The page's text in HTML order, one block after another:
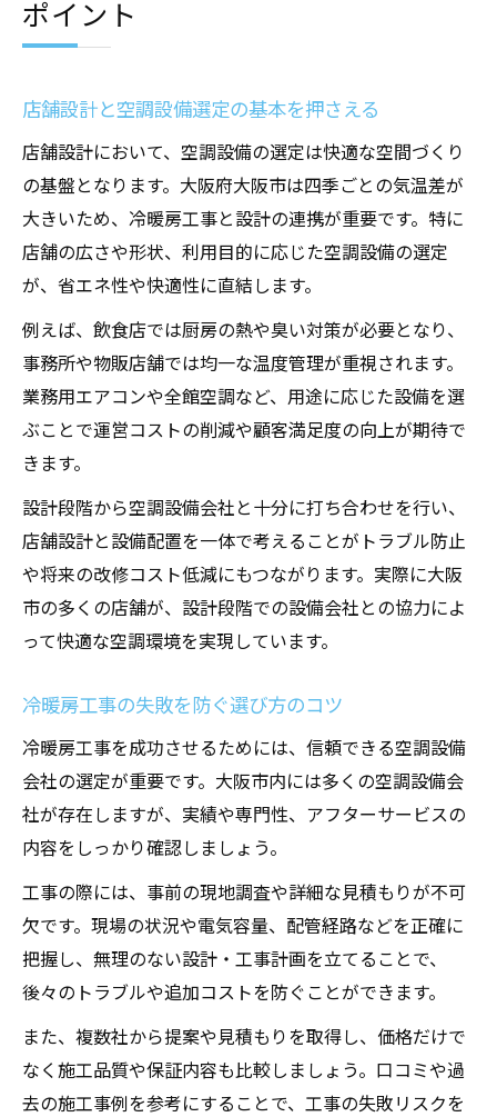
ポイント
店舗設計と空調設備選定の基本を押さえる
店舗設計において、空調設備の選定は快適な空間づくり
の基盤となります。大阪府大阪市は四季ごとの気温差が
大きいため、冷暖房工事と設計の連携が重要です。特に
店舗の広さや形状、利用目的に応じた空調設備の選定
が、省エネ性や快適性に直結します。
例えば、飲食店では厨房の熱や臭い対策が必要となり、
事務所や物販店舗では均一な温度管理が重視されます。
業務用エアコンや全館空調など、用途に応じた設備を選
ぶことで運営コストの削減や顧客満足度の向上が期待で
きます。
設計段階から空調設備会社と十分に打ち合わせを行い、
店舗設計と設備配置を一体で考えることがトラブル防止
や将来の改修コスト低減にもつながります。実際に大阪
市の多くの店舗が、設計段階での設備会社との協力によ
って快適な空調環境を実現しています。
冷暖房工事の失敗を防ぐ選び方のコツ
冷暖房工事を成功させるためには、信頼できる空調設備
会社の選定が重要です。大阪市内には多くの空調設備会
社が存在しますが、実績や専門性、アフターサービスの
内容をしっかり確認しましょう。
工事の際には、事前の現地調査や詳細な見積もりが不可
欠です。現場の状況や電気容量、配管経路などを正確に
把握し、無理のない設計・工事計画を立てることで、
後々のトラブルや追加コストを防ぐことができます。
また、複数社から提案や見積もりを取得し、価格だけで
なく施工品質や保証内容も比較しましょう。口コミや過
去の施工事例を参考にすることで、工事の失敗リスクを